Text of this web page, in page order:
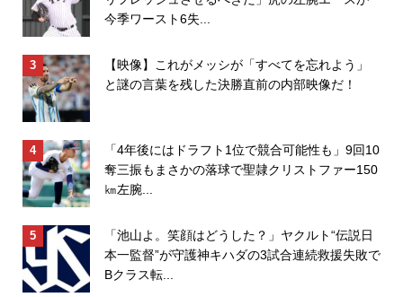
今季ワースト6失...
【映像】これがメッシが「すべてを忘れよう」
と謎の言葉を残した決勝直前の内部映像だ！
「4年後にはドラフト1位で競合可能性も」9回10
奪三振もまさかの落球で聖隷クリストファー150
㎞左腕...
「池山よ。笑顔はどうした？」ヤクルト“伝説日
本一監督”が守護神キハダの3試合連続救援失敗で
Bクラス転...